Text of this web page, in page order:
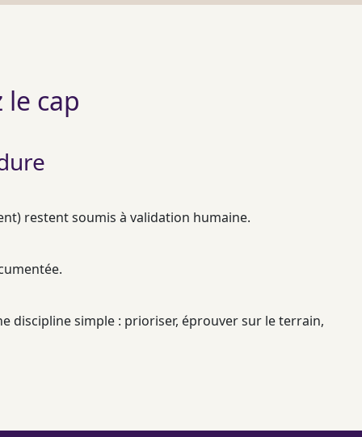
le cap
restent soumis à validation humaine.
discipline simple : prioriser, éprouver sur le terrain,